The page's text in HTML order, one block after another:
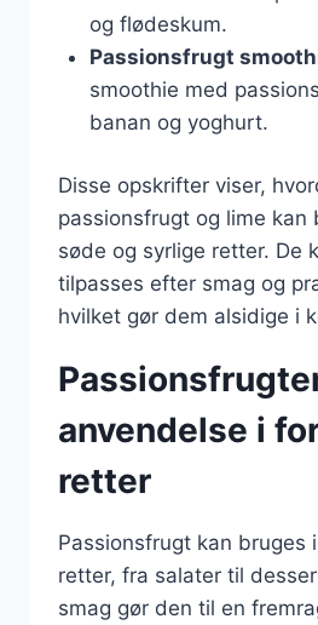
og flødeskum.
Passionsfrugt
smoothie med
banan og yoghurt.
Disse opskrifter viser,
passionsfrugt og lime kan
søde og syrlige retter. De
tilpasses efter smag og
hvilket gør dem alsidige i
anvendelse i
retter
Passionsfrugt kan bruges
retter, fra salater til
smag gør den til en